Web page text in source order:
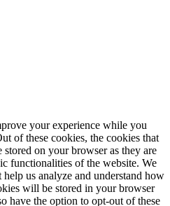
your experience while you
of these cookies, the cookies that
stored on your browser as they are
functionalities of the website. We
us analyze and understand how
will be stored in your browser
have the option to opt-out of these